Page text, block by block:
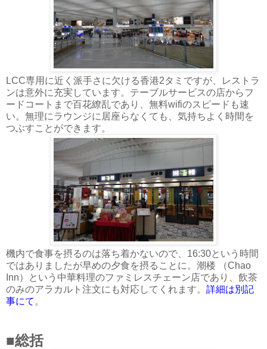
LCC専用に近く派手さに欠ける香港2タミですが、レストラ
ンは意外に充実しています。テーブルサービスの店からフ
ードコートまで百花繚乱であり、無料wifiのスピードも速
い。無理にラウンジに居座らなくても、気持ちよく時間を
つぶすことができます。
機内で食事を摂るのは落ち着かないので、16:30という時間
ではありましたが早めの夕食を摂ることに。潮楼 （Chao
Inn）という中華料理のファミレスチェーン店であり、飲茶
のみのアラカルト注文にも対応してくれます。 詳細は別記
事にて 。
■総括